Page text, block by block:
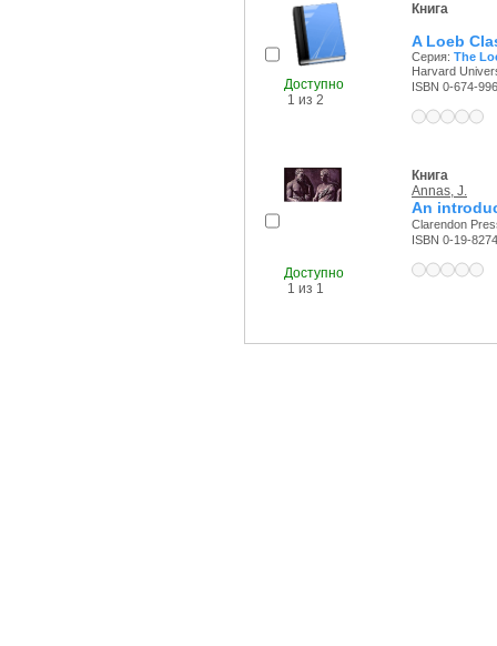
Доступно
1 из 2
Книга
A Loeb
Серия: The
Harvard
ISBN 0-674-
Доступно
1 из 1
Книга
Annas, J.
An
Clarendon
ISBN 0-19-